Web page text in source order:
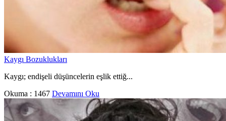
Kaygı Bozuklukları
Kaygı; endişeli düşüncelerin eşlik ettiğ...
Okuma : 1467 Devamını Oku